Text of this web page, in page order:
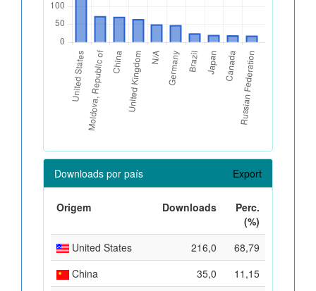
Downloads por país Export
Origem Downloads
Perc.
(%)
United States
216,0
68,79
China
35,0
11,15